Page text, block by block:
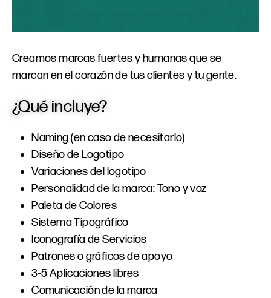
Creamos marcas fuertes y humanas que se
marcan en el corazón de tus clientes y tu gente.
¿Qué incluye?
Naming(en caso de necesitarlo)
Diseño de Logotipo
Variaciones del logotipo
Personalidad de la marca: Tono y voz
Paleta de Colores
Sistema Tipográfico
Iconografía de Servicios
Patrones o gráficos de apoyo
3-5 Aplicaciones libres
Comunicación de la marca